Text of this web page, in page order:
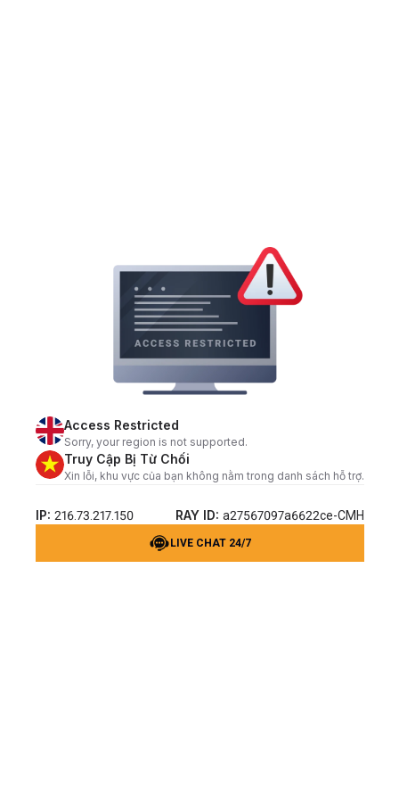
Access Restricted
Sorry, your region is not supported.
Truy Cập Bị Từ Chối
Xin lỗi, khu vực của bạn không nằm trong danh sách hỗ trợ.
IP: 216.73.217.150 RAY ID: a27567097a6622ce-CMH
LIVE CHAT 24/7